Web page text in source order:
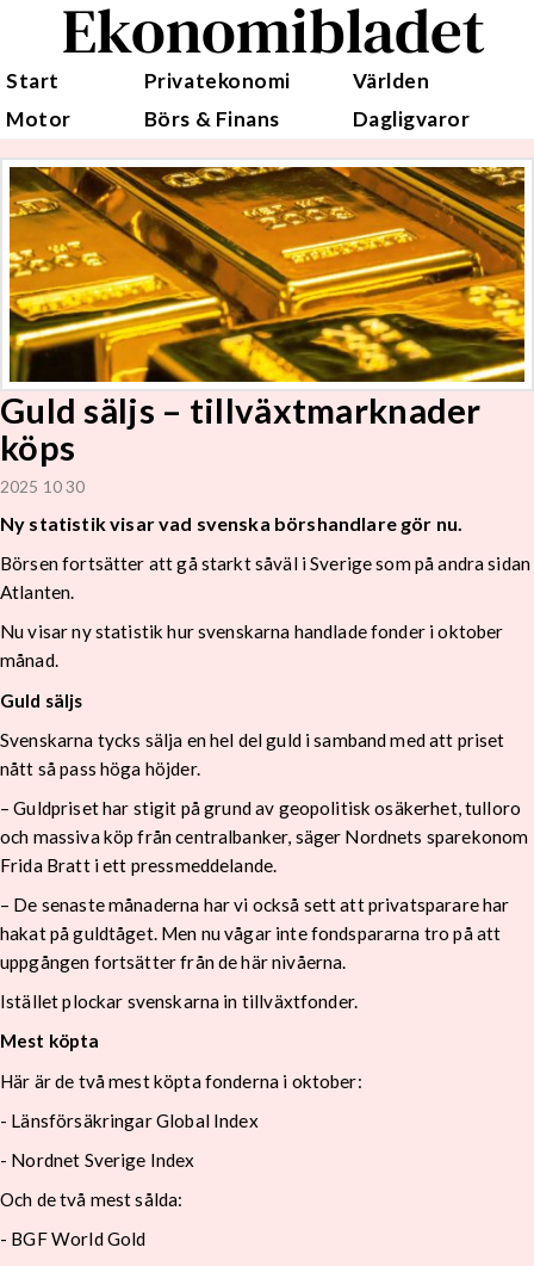
Ekonomibladet
Start Privatekonomi
Världen
Motor
Börs & Finans Dagligvaror
Guld säljs – tillväxtmarknader
köps
2025 10 30
Ny statistik visar vad svenska börshandlare gör nu.
Börsen fortsätter att gå starkt såväl i Sverige som på andra sidan
Atlanten.
Nu visar ny statistik hur svenskarna handlade fonder i oktober
månad.
Guld säljs
Svenskarna tycks sälja en hel del guld i samband med att priset
nått så pass höga höjder.
– Guldpriset har stigit på grund av geopolitisk osäkerhet, tulloro
och massiva köp från centralbanker, säger Nordnets sparekonom
Frida Bratt i ett pressmeddelande.
– De senaste månaderna har vi också sett att privatsparare har
hakat på guldtåget. Men nu vågar inte fondspararna tro på att
uppgången fortsätter från de här nivåerna.
Istället plockar svenskarna in tillväxtfonder.
Mest köpta
Här är de två mest köpta fonderna i oktober:
- Länsförsäkringar Global Index
- Nordnet Sverige Index
Och de två mest sålda:
- BGF World Gold